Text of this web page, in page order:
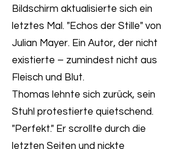
Bildschirm aktualisierte sich ein
letztes Mal. "Echos der Stille" von
Julian Mayer. Ein Autor, der nicht
existierte – zumindest nicht aus
Fleisch und Blut.
Thomas lehnte sich zurück, sein
Stuhl protestierte quietschend.
"Perfekt." Er scrollte durch die
letzten Seiten und nickte